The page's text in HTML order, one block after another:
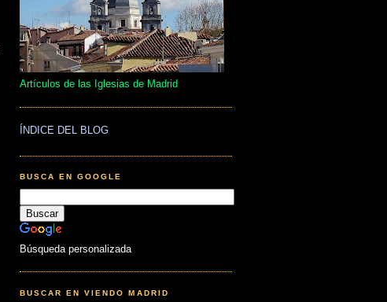
Artículos de las Iglesias de Madrid
ÍNDICE DEL BLOG
BUSCA EN GOOGLE
Búsqueda personalizada
BUSCAR EN VIENDO MADRID